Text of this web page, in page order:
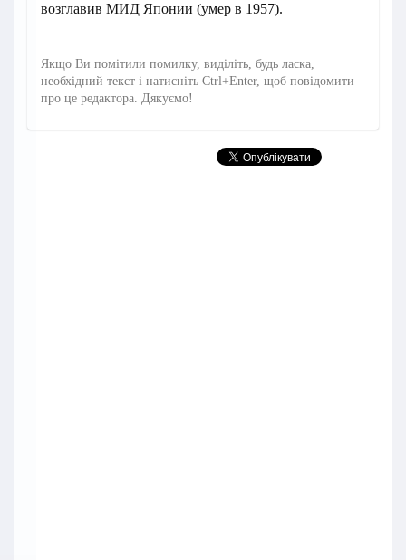
возглавив МИД Японии (умер в 1957).
Якщо Ви помітили помилку, виділіть, будь ласка,
необхідний текст і натисніть Ctrl+Enter, щоб повідомити
про це редактора. Дякуємо!